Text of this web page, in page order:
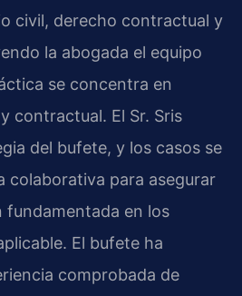
civil, derecho contractual y
la abogada el equipo
se concentra en
contractual. El Sr. Sris
del bufete, y los casos se
colaborativa para asegurar
fundamentada en los
El bufete ha
comprobada de